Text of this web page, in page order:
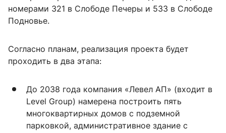
номерами 321 в Слободе Печеры и 533 в Слободе
Подновье.
Согласно планам, реализация проекта будет
проходить в два этапа:
До 2038 года компания «Левел АП» (входит в
Level Group) намерена построить пять
многоквартирных домов с подземной
парковкой, административное здание с